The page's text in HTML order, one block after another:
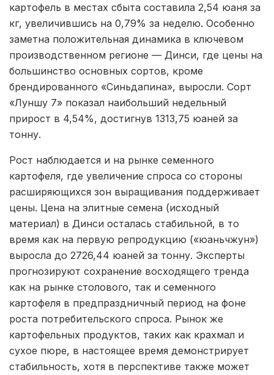
картофель в местах сбыта составила 2,54 юаня за
кг, увеличившись на 0,79% за неделю. Особенно
заметна положительная динамика в ключевом
производственном регионе — Динси, где цены на
большинство основных сортов, кроме
брендированного «Синьдапина», выросли. Сорт
«Луншу 7» показал наибольший недельный
прирост в 4,54%, достигнув 1313,75 юаней за
тонну.
Рост наблюдается и на рынке семенного
картофеля, где увеличение спроса со стороны
расширяющихся зон выращивания поддерживает
цены. Цена на элитные семена (исходный
материал) в Динси осталась стабильной, в то
время как на первую репродукцию («юаньчжун»)
выросла до 2726,44 юаней за тонну. Эксперты
прогнозируют сохранение восходящего тренда
как на рынке столового, так и семенного
картофеля в предпраздничный период на фоне
роста потребительского спроса. Рынок же
картофельных продуктов, таких как крахмал и
сухое пюре, в настоящее время демонстрирует
стабильность, хотя в перспективе также может